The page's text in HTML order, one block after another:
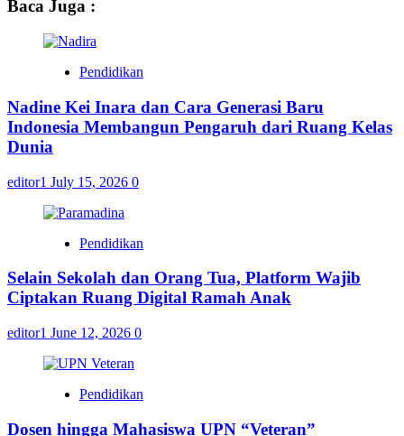
Baca Juga :
Pendidikan
Nadine Kei Inara dan Cara Generasi Baru
Indonesia Membangun Pengaruh dari Ruang Kelas
Dunia
editor1 July 15, 2026 0
Pendidikan
Selain Sekolah dan Orang Tua, Platform Wajib
Ciptakan Ruang Digital Ramah Anak
editor1 June 12, 2026 0
Pendidikan
Dosen hingga Mahasiswa UPN “Veteran”